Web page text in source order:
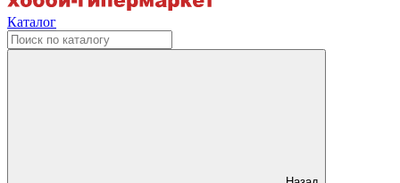
Каталог